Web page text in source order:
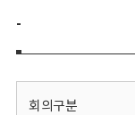
-
회의구분